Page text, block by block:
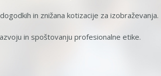
in znižana kotizacije za izobraževanja.
in spoštovanju profesionalne etike.